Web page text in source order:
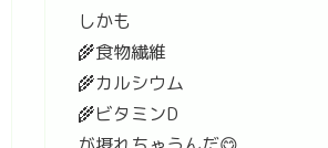
しかも
🌾食物繊維
🌾カルシウム
🌾ビタミンD